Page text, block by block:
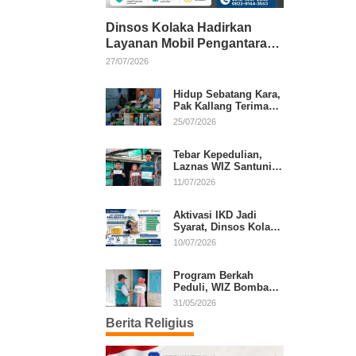
Dinsos Kolaka Hadirkan
Layanan Mobil Pengantaran
Gratis bagi Pasien Penerima
27/07/2026
Hidup Sebatang Kara,
Pak Kallang Terima
Bantuan dari Laznas
25/07/2026
Tebar Kepedulian,
Laznas WIZ Santuni
Anak Yatim dan
11/07/2026
Aktivasi IKD Jadi
Syarat, Dinsos Kolaka
Sosialisasikan
10/07/2026
Program Berkah
Peduli, WIZ Bombana
Bantu Lansia dan
31/05/2026
Berita Religius